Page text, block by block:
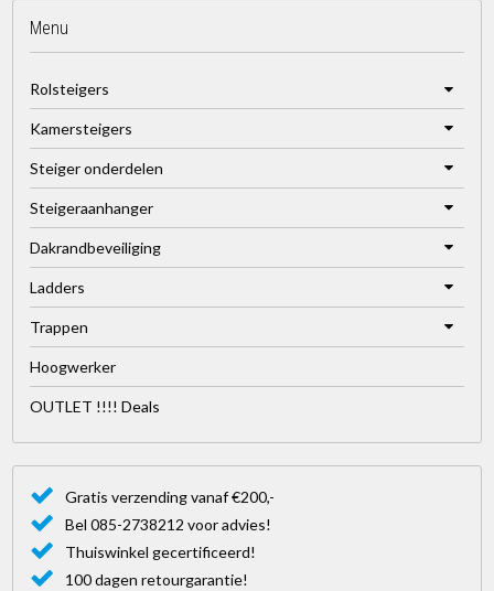
Menu
Rolsteigers
Kamersteigers
Steiger onderdelen
Steigeraanhanger
Dakrandbeveiliging
Ladders
Trappen
Hoogwerker
OUTLET !!!! Deals
Gratis verzending vanaf €200,-
Bel 085-2738212 voor advies!
Thuiswinkel gecertificeerd!
100 dagen retourgarantie!